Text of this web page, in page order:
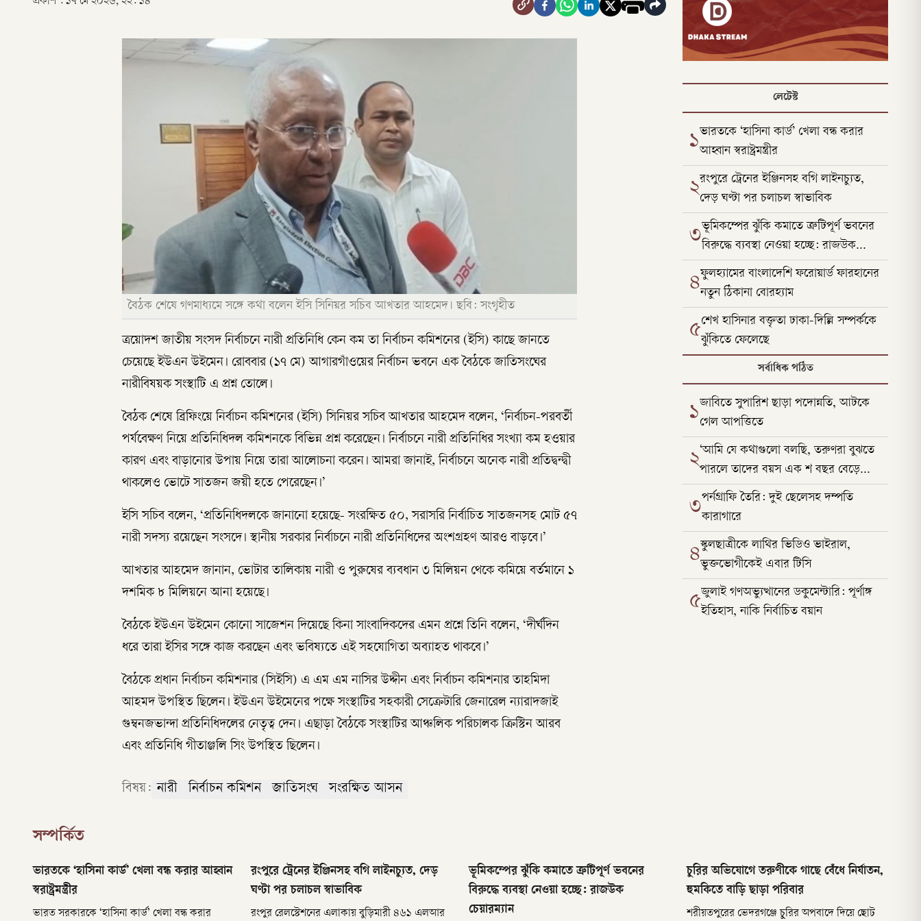
বৈঠক শেষে গণমাধ্যমে সঙ্গে কথা বলেন ইসি সিনিয়র সচিব আখতার আহমেদ। ছবি: সংগৃহীত
ত্রয়োদশ জাতীয় সংসদ নির্বাচনে নারী প্রতিনিধি কেন কম তা নির্বাচন কমিশনের (ইসি) কাছে জানতে
চেয়েছে ইউএন উইমেন। রোববার (১৭ মে) আগারগাঁওয়ের নির্বাচন ভবনে এক বৈঠকে জাতিসংঘের
নারীবিষয়ক সংস্থাটি এ প্রশ্ন তোলে।
বৈঠক শেষে ব্রিফিংয়ে নির্বাচন কমিশনের (ইসি) সিনিয়র সচিব আখতার আহমেদ বলেন, ‘নির্বাচন-পরবর্তী
পর্যবেক্ষণ নিয়ে প্রতিনিধিদল কমিশনকে বিভিন্ন প্রশ্ন করেছেন। নির্বাচনে নারী প্রতিনিধির সংখ্যা কম হওয়ার
কারণ এবং বাড়ানোর উপায় নিয়ে তারা আলোচনা করেন। আমরা জানাই, নির্বাচনে অনেক নারী প্রতিদ্বন্দ্বী
থাকলেও ভোটে সাতজন জয়ী হতে পেরেছেন।’
ইসি সচিব বলেন, ‘প্রতিনিধিদলকে জানানো হয়েছে- সংরক্ষিত ৫০, সরাসরি নির্বাচিত সাতজনসহ মোট ৫৭
নারী সদস্য রয়েছেন সংসদে। স্থানীয় সরকার নির্বাচনে নারী প্রতিনিধিদের অংশগ্রহণ আরও বাড়বে।’
আখতার আহমেদ জানান, ভোটার তালিকায় নারী ও পুরুষের ব্যবধান ৩ মিলিয়ন থেকে কমিয়ে বর্তমানে ১
দশমিক ৮ মিলিয়নে আনা হয়েছে।
বৈঠকে ইউএন উইমেন কোনো সাজেশন দিয়েছে কিনা সাংবাদিকদের এমন প্রশ্নে তিনি বলেন, ‘দীর্ঘদিন
ধরে তারা ইসির সঙ্গে কাজ করছেন এবং ভবিষ্যতে এই সহযোগিতা অব্যাহত থাকবে।’
বৈঠকে প্রধান নির্বাচন কমিশনার (সিইসি) এ এম এম নাসির উদ্দীন এবং নির্বাচন কমিশনার তাহমিদা
আহমদ উপস্থিত ছিলেন। ইউএন উইমেনের পক্ষে সংস্থাটির সহকারী সেক্রেটারি জেনারেল ন্যারাদজাই
গুম্বনজভান্দা প্রতিনিধিদলের নেতৃত্ব দেন। এছাড়া বৈঠকে সংস্থাটির আঞ্চলিক পরিচালক ক্রিস্টিন আরব
এবং প্রতিনিধি গীতাঞ্জলি সিং উপস্থিত ছিলেন।
বিষয়: নারী নির্বাচন কমিশন জাতিসংঘ সংরক্ষিত আসন
লেটেস্ট
১ভারতকে ‘হাসিনা কার্ড’ খেলা বন্ধ করার
আহ্বান স্বরাষ্ট্রমন্ত্রীর
২রংপুরে ট্রেনের ইঞ্জিনসহ বগি লাইনচ্যুত,
দেড় ঘণ্টা পর চলাচল স্বাভাবিক
৩ভূমিকম্পের ঝুঁকি কমাতে ত্রুটিপূর্ণ ভবনের
বিরুদ্ধে ব্যবস্থা নেওয়া হচ্ছে: রাজউক
চেয়ারম্যান
৪ফুলহ্যামের বাংলাদেশি ফরোয়ার্ড ফারহানের
নতুন ঠিকানা বোরহ্যাম
৫শেখ হাসিনার বক্তৃতা ঢাকা-দিল্লি সম্পর্ককে
ঝুঁকিতে ফেলেছে
সর্বাধিক পঠিত
১জাবিতে সুপারিশ ছাড়া পদোন্নতি, আটকে
গেল আপত্তিতে
২‘আমি যে কথাগুলো বলছি, তরুণরা বুঝতে
পারলে তাদের বয়স এক শ বছর বেড়ে
যাবে’
৩পর্নগ্রাফি তৈরি: দুই ছেলেসহ দম্পতি
কারাগারে
৪স্কুলছাত্রীকে লাথির ভিডিও ভাইরাল,
ভুক্তভোগীকেই এবার টিসি
৫জুলাই গণঅভ্যুত্থানের ডকুমেন্টারি: পূর্ণাঙ্গ
ইতিহাস, নাকি নির্বাচিত বয়ান
সম্পর্কিত
ভারতকে ‘হাসিনা কার্ড’ খেলা বন্ধ করার আহ্বান
স্বরাষ্ট্রমন্ত্রীর
ভারত সরকারকে ‘হাসিনা কার্ড’ খেলা বন্ধ করার
রংপুরে ট্রেনের ইঞ্জিনসহ বগি লাইনচ্যুত, দেড়
ঘণ্টা পর চলাচল স্বাভাবিক
রংপুর রেলস্টেশনের এলাকায় বুড়িমারী ৪৬১ এলআর
ভূমিকম্পের ঝুঁকি কমাতে ত্রুটিপূর্ণ ভবনের
বিরুদ্ধে ব্যবস্থা নেওয়া হচ্ছে: রাজউক
চেয়ারম্যান
চুরির অভিযোগে তরুণীকে গাছে বেঁধে নির্যাতন,
হুমকিতে বাড়ি ছাড়া পরিবার
শরীয়তপুরের ভেদরগঞ্জে চুরির অপবাদে দিয়ে ছোট